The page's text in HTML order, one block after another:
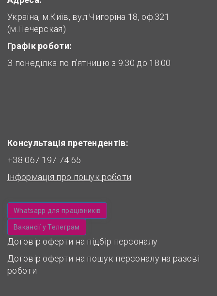
Україна, м.Київ, вул.Чигоріна 18, оф.321
(м.Печерская)
Графік роботи:
З понеділка по п'ятницю з 9.30 до 18.00
Консультація претендентів:
+38 067 197 74 65
Інформація про пошук роботи
Whatsapp для працівників
Вакансії у Телеграм
Договір оферти на підбір персоналу
Договір оферти на пошук персоналу на разові
роботи